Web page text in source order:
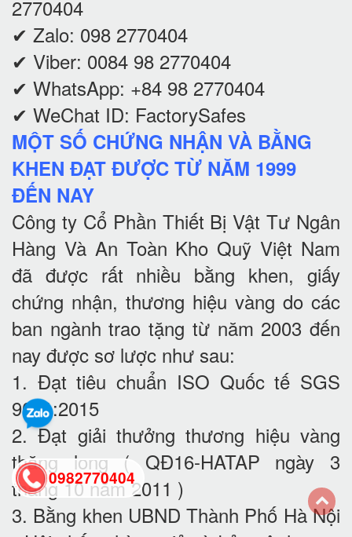
2770404
✔ Zalo: 098 2770404
✔ Viber: 0084 98 2770404
✔ WhatsApp: +84 98 2770404
✔ WeChat ID: FactorySafes
MỘT SỐ CHỨNG NHẬN VÀ BẰNG
KHEN ĐẠT ĐƯỢC TỪ NĂM 1999
ĐẾN NAY
Công ty Cổ Phần Thiết Bị Vật Tư Ngân
Hàng Và An Toàn Kho Quỹ Việt Nam
đã được rất nhiều bằng khen, giấy
chứng nhận, thương hiệu vàng do các
ban ngành trao tặng từ năm 2003 đến
nay được sơ lược như sau:
1. Đạt tiêu chuẩn ISO Quốc tế SGS
9001:2015
2. Đạt giải thưởng thương hiệu vàng
thăng long ( QĐ16-HATAP ngày 3
tháng 10 năm 2011 )
3. Bằng khen UBND Thành Phố Hà Nội
0982770404
back